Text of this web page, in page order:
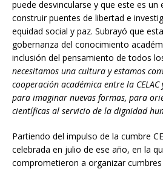
puede desvincularse y que este es un
construir puentes de libertad e
equidad social y paz. Subrayó que
gobernanza del conocimiento
inclusión del pensamiento de todos
necesitamos una cultura y estamos
cooperación académica entre la
para imaginar nuevas formas, para
científicas al servicio de la dignidad
Partiendo del impulso de la cumbre
celebrada en julio de ese año, en la
comprometieron a organizar